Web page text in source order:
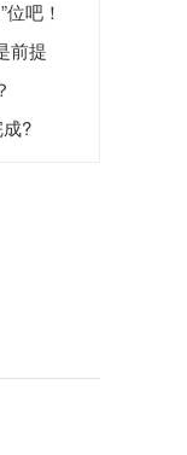
吧！
前提
?